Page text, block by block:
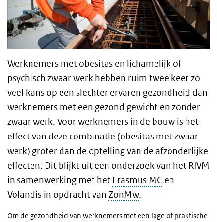
Werknemers met obesitas en lichamelijk of
psychisch zwaar werk hebben ruim twee keer zo
veel kans op een slechter ervaren gezondheid dan
werknemers met een gezond gewicht en zonder
zwaar werk. Voor werknemers in de bouw is het
effect van deze combinatie (obesitas met zwaar
werk) groter dan de optelling van de afzonderlijke
effecten. Dit blijkt uit een onderzoek van het RIVM
in samenwerking met het Erasmus MC en
Volandis in opdracht van ZonMw.
Om de gezondheid van werknemers met een lage of praktische